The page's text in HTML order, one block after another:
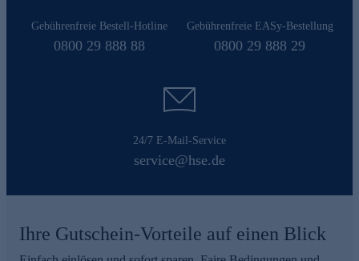
Gebührenfreie Bestell-Hotline
0800 29 888 88
Gebührenfreie EASy-Bestellung
0800 29 888 29
24/7 E-Mail-Service
service@hse.de
Ihre Gutschein-Vorteile auf einen Blick